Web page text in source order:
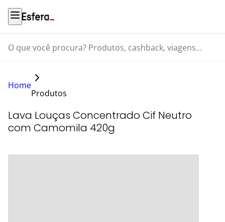
O que você procura? Produtos, cashback, viagens...
Home
Produtos
Lava Louças Concentrado Cif Neutro
com Camomila 420g